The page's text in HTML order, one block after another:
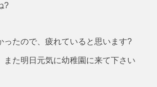
?
ったので、疲れていると思います?
また明日元気に幼稚園に来て下さい